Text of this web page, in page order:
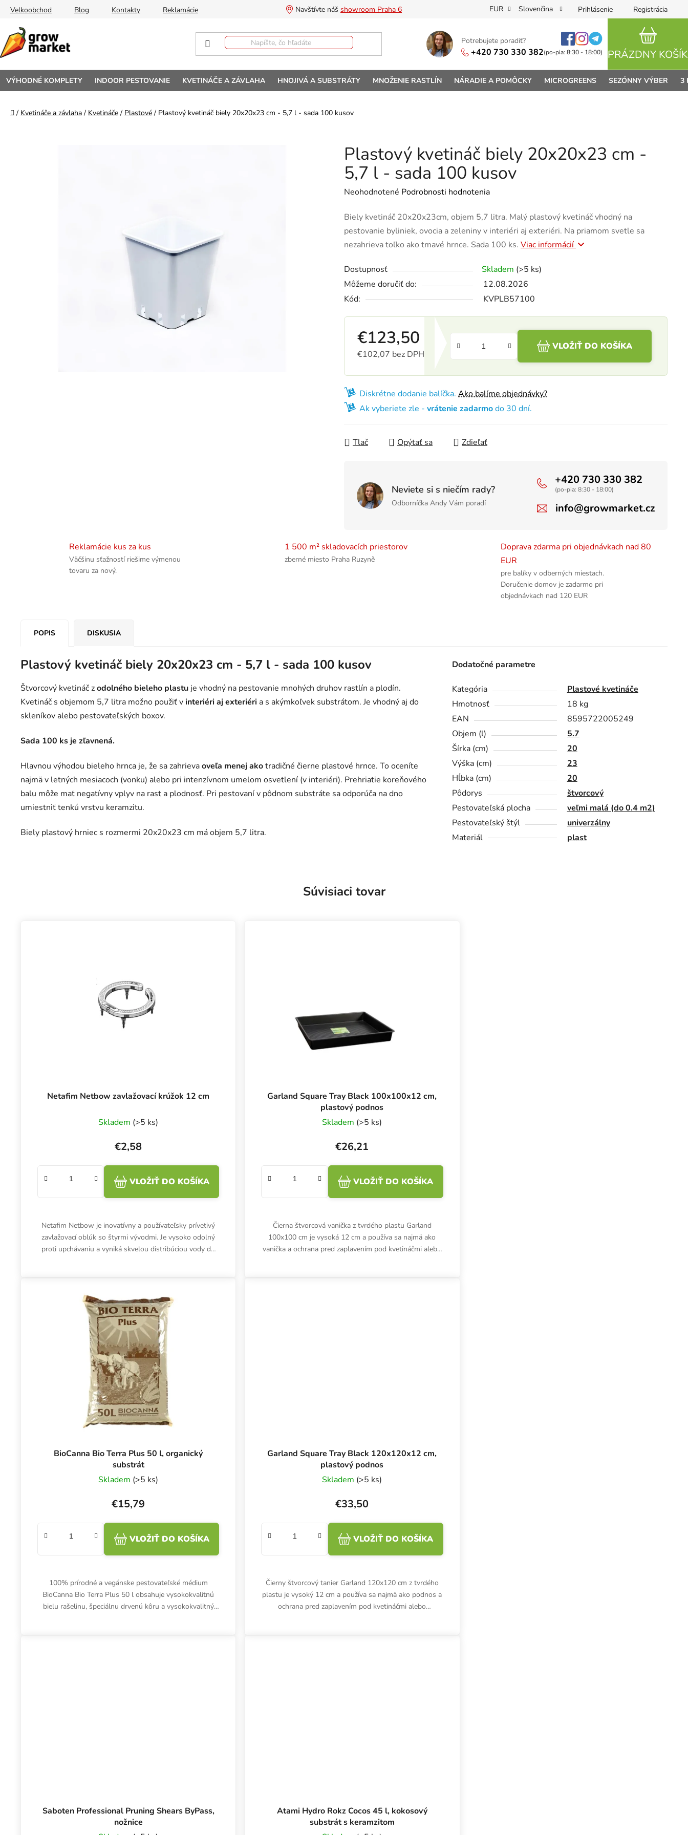
Prejsť na obsah
Velkoobchod Blog Kontakty Reklamácie Navštívte náš showroom Praha 6 EUR Slovenčina Prihlásenie Registrácia
Potrebujete poradiť?
+420 730 330 382(po-pia: 8:30 - 18:00) PRÁZDNY KOŠÍK
VÝHODNÉ KOMPLETY INDOOR PESTOVANIE KVETINÁČE A ZÁVLAHA HNOJIVÁ A SUBSTRÁTY MNOŽENIE RASTLÍN NÁRADIE A POMÔCKY MICROGREENS SEZÓNNY VÝBER 3
Domov
/ Kvetináče a závlaha / Kvetináče / Plastové / Plastový kvetináč biely 20x20x23 cm - 5,7 l - sada 100 kusov
Plastový kvetináč biely 20x20x23 cm -
5,7 l - sada 100 kusov
Priemerné hodnotenie produktu je 0,0 z 5 hviezdičiek.
Neohodnotené Podrobnosti hodnotenia
Biely kvetináč 20x20x23cm, objem 5,7 litra. Malý plastový kvetináč vhodný na
pestovanie byliniek, ovocia a zeleniny v interiéri aj exteriéri. Na priamom svetle sa
nezahrieva toľko ako tmavé hrnce. Sada 100 ks. Viac informácií
Dostupnosť Skladem (>5 ks)
Môžeme doručiť do:
12.08.2026
Kód:
KVPLB57100
€123,50
€102,07 bez DPH
VLOŽIŤ DO KOŠÍKA
Diskrétne dodanie balíčka. Ako balíme objednávky?
Ak vyberiete zle - vrátenie zadarmodo 30 dní.
Tlač Opýtať sa Zdieľať
Neviete si s niečím rady?
Odborníčka Andy Vám poradí
+420 730 330 382
(po-pia: 8:30 - 18:00)
info@growmarket.cz
Reklamácie kus za kus
Väčšinu sťažností riešime výmenou
tovaru za nový.
1 500 m² skladovacích priestorov
zberné miesto Praha Ruzyně
Doprava zdarma pri objednávkach nad 80
EUR
pre balíky v odberných miestach.
Doručenie domov je zadarmo pri
objednávkach nad 120 EUR
POPIS DISKUSIA
Plastový kvetináč biely 20x20x23 cm - 5,7 l - sada 100 kusov
Štvorcový kvetináč zodolného bieleho plastu je vhodný na pestovanie mnohých druhov rastlín a plodín.
Kvetináč s objemom 5,7 litra možno použiť vinteriéri aj exteriéri a s akýmkoľvek substrátom. Je vhodný aj do
skleníkov alebo pestovateľských boxov.
Sada 100 ks je zľavnená.
Hlavnou výhodou bieleho hrnca je, že sa zahrievaoveľa menej akotradičné čierne plastové hrnce. To oceníte
najmä v letných mesiacoch (vonku) alebo pri intenzívnom umelom osvetlení (v interiéri). Prehriatie koreňového
balu môže mať negatívny vplyv na rast a plodnosť. Pri pestovaní v pôdnom substráte sa odporúča na dno
umiestniť tenkú vrstvu keramzitu.
Biely plastový hrniec s rozmermi 20x20x23 cm má objem 5,7 litra.
Dodatočné parametre
Kategória
Plastové kvetináče
Hmotnosť
18 kg
EAN
8595722005249
Objem (l)
5.7
Šírka (cm)
20
Výška (cm)
23
Hĺbka (cm)
20
Pôdorys
štvorcový
Pestovateľská plocha
veľmi malá (do 0.4 m2)
Pestovateľský štýl
univerzálny
Materiál
plast
Súvisiaci tovar
Netafim Netbow zavlažovací krúžok 12 cm
Skladem (>5 ks)
€2,58
VLOŽIŤ DO KOŠÍKA
Netafim Netbow je inovatívny a používateľsky prívetivý
zavlažovací oblúk so štyrmi vývodmi. Je vysoko odolný
proti upchávaniu a vyniká skvelou distribúciou vody do
Garland Square Tray Black 100x100x12 cm,
plastový podnos
Skladem (>5 ks)
€26,21
VLOŽIŤ DO KOŠÍKA
Čierna štvorcová vanička z tvrdého plastu Garland
100x100 cm je vysoká 12 cm a používa sa najmä ako
vanička a ochrana pred zaplavením pod kvetináčmi alebo
BioCanna Bio Terra Plus 50 l, organický
substrát
Skladem (>5 ks)
€15,79
VLOŽIŤ DO KOŠÍKA
100% prírodné a vegánske pestovateľské médium
BioCanna Bio Terra Plus 50 l obsahuje vysokokvalitnú
bielu rašelinu, špeciálnu drvenú kôru a vysokokvalitný
Garland Square Tray Black 120x120x12 cm,
plastový podnos
Skladem (>5 ks)
€33,50
VLOŽIŤ DO KOŠÍKA
Čierny štvorcový tanier Garland 120x120 cm z tvrdého
plastu je vysoký 12 cm a používa sa najmä ako podnos a
ochrana pred zaplavením pod kvetináčmi alebo
Saboten Professional Pruning Shears ByPass,
nožnice
Atami Hydro Rokz Cocos 45 l, kokosový
substrát s keramzitom